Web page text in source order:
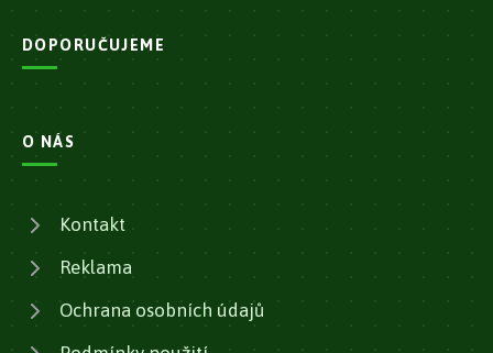
DOPORUČUJEME
O NÁS
Kontakt
Reklama
Ochrana osobních údajů